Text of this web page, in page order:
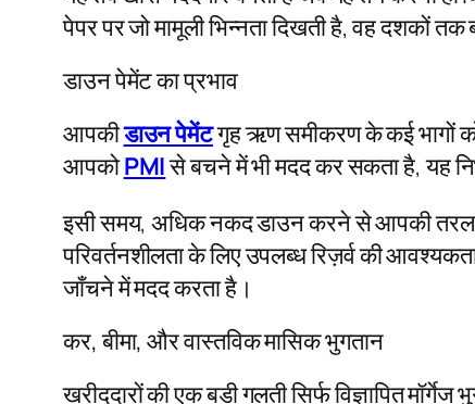
पेपर पर जो मामूली भिन्नता दिखती है, वह दशकों
डाउन पेमेंट का प्रभाव
आपकीडाउन पेमेंटगृह ऋण समीकरण के कई भागों
आपकोPMIसे बचने में भी मदद कर सकता है, यह
इसी समय, अधिक नकद डाउन करने से आपकी तरलता
परिवर्तनशीलता के लिए उपलब्ध रिज़र्व की
जाँचने में मदद करता है।
कर, बीमा, और वास्तविक मासिक भुगतान
खरीददारों की एक बड़ी गलती सिर्फ विज्ञापित